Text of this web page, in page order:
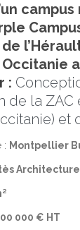
de
Occitanie
:
de la ZAC
et
: Montpellier
000 € HT